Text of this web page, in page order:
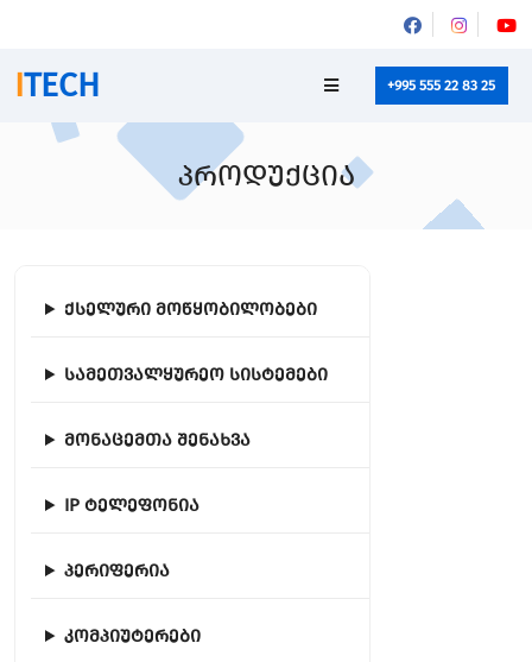
ITECH +995 555 22 83 25
პროდუქცია
ქსელური მოწყობილობები
სამეთვალყურეო სისტემები
მონაცემთა შენახვა
IP ტელეფონია
პერიფერია
კომპიუტერები